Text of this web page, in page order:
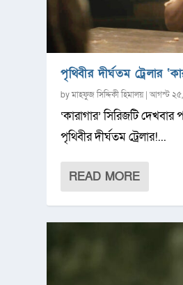
পৃথিবীর দীর্ঘতম ট্রেলার
byমাহফুজ সিদ্দিকী হিমালয়|আগস্ট
‘কারাগার’ সিরিজটি
পৃথিবীর দীর্ঘতম ট্রেলার!...
READ MORE